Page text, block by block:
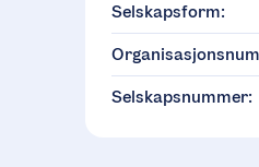
Selskapsform:
Selskapsnummer: